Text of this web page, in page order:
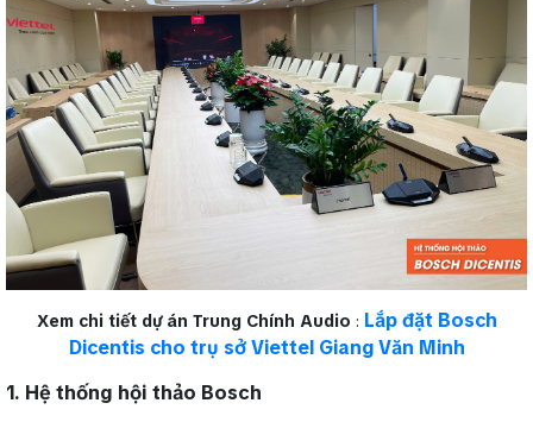
Xem chi tiết dự án Trung Chính Audio : Lắp đặt Bosch
Dicentis cho trụ sở Viettel Giang Văn Minh
1. Hệ thống hội thảo Bosch